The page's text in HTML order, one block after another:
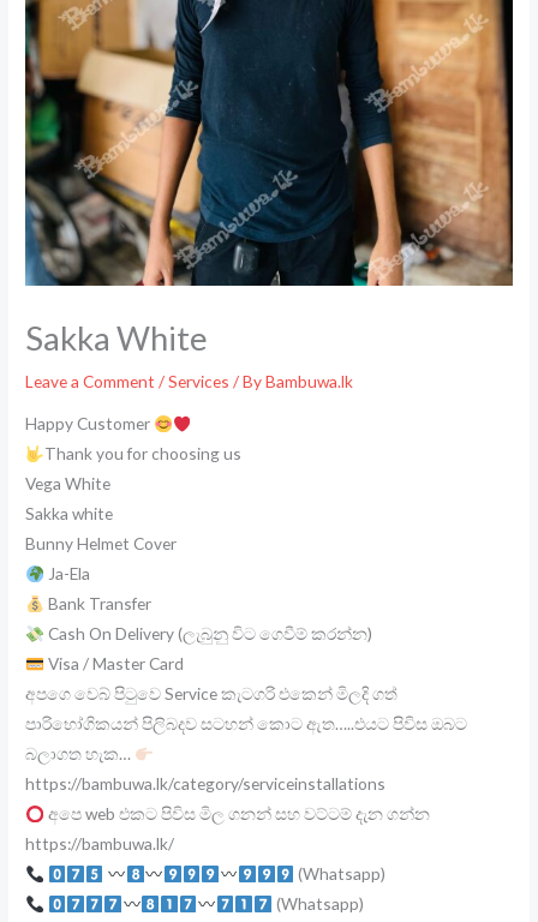
Sakka White
Leave a Comment /Services / ByBambuwa.lk
Happy Customer
Thank you for choosing us
Vega White
Sakka white
Bunny Helmet Cover
Ja-Ela
Bank Transfer
Cash On Delivery (ලැබුනු විට ගෙවීම් කරන්න)
Visa / Master Card
අපගෙ වෙබ් පිටුවෙ Service කැටගරි එකෙන් මිලදි ගත්
පාරිභෝගිකයන් පිලිබදව සටහන් කොට ඇත…..එයට පිවිස ඔබට
බලාගත හැක…
https://bambuwa.lk/category/serviceinstallations
අපෙ web එකට පිවිස මිල ගනන් සහ වට්ටම් දැන ගන්න
https://bambuwa.lk/
(Whatsapp)
(Whatsapp)